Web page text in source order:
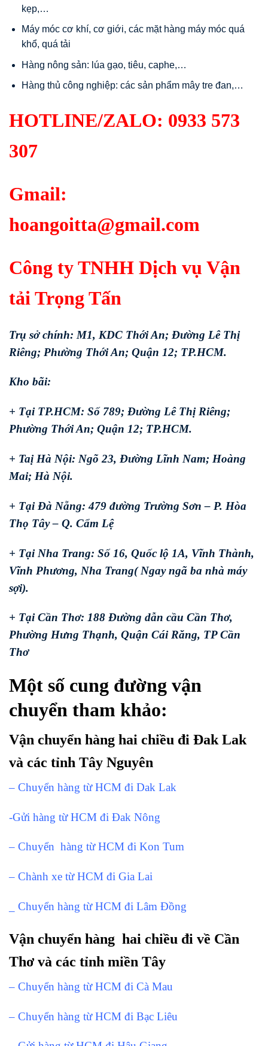
kẹp,…
Máy móc cơ khí, cơ giới, các mặt hàng máy móc quá
khổ, quá tải
Hàng nông sản: lúa gạo, tiêu, caphe,…
Hàng thủ công nghiệp: các sản phẩm mây tre đan,…
HOTLINE/ZALO: 0933 573
307
Gmail:
hoangoitta@gmail.com
Công ty TNHH Dịch vụ Vận
tải Trọng Tấn
Trụ sở chính: M1, KDC Thới An; Đường Lê Thị
Riêng; Phường Thới An; Quận 12; TP.HCM.
Kho bãi:
+ Tại TP.HCM: Số 789; Đường Lê Thị Riêng;
Phường Thới An; Quận 12; TP.HCM.
+ Taị Hà Nội: Ngõ 23, Đường Lĩnh Nam; Hoàng
Mai; Hà Nội.
+ Tại Đà Nẵng: 479 đường Trường Sơn – P. Hòa
Thọ Tây – Q. Cẩm Lệ
+ Tại Nha Trang: Số 16, Quốc lộ 1A, Vĩnh Thành,
Vĩnh Phương, Nha Trang( Ngay ngã ba nhà máy
sợi).
+ Tại Cần Thơ: 188 Đường dẫn cầu Cần Thơ,
Phường Hưng Thạnh, Quận Cái Răng, TP Cần
Thơ
Một số cung đường vận
chuyển tham khảo:
Vận chuyển hàng hai chiều đi Đak Lak
và các tỉnh Tây Nguyên
– Chuyển hàng từ HCM đi Dak Lak
-Gửi hàng từ HCM đi Đak Nông
– Chuyển hàng từ HCM đi Kon Tum
– Chành xe từ HCM đi Gia Lai
_ Chuyển hàng từ HCM đi Lâm Đồng
Vận chuyển hàng hai chiều đi về Cần
Thơ và các tỉnh miền Tây
– Chuyển hàng từ HCM đi Cà Mau
– Chuyển hàng từ HCM đi Bạc Liêu